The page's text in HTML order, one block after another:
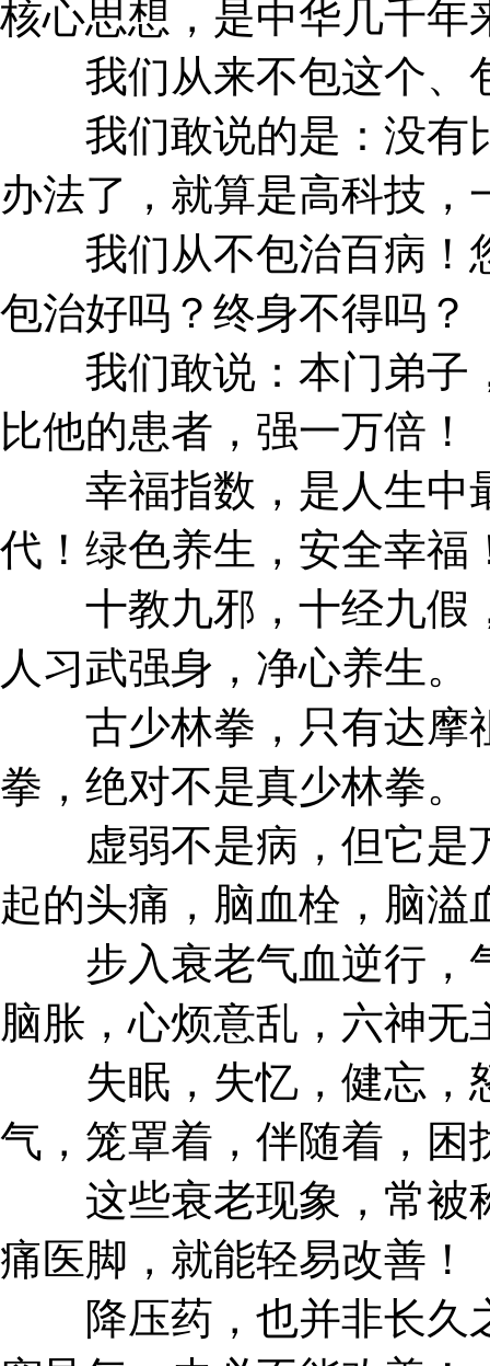
核心思想，是中华几千年
我们从来不包这个、
我们敢说的是：没有
办法了，就算是高科技，
我们从不包治百病！
包治好吗？终身不得吗？
我们敢说：本门弟子
比他的患者，强一万倍！
幸福指数，是人生中
代！绿色养生，安全幸福
十教九邪，十经九假
人习武强身，净心养生。
古少林拳，只有达摩
拳，绝对不是真少林拳。
虚弱不是病，但它是
起的头痛，脑血栓，脑溢
步入衰老气血逆行，
脑胀，心烦意乱，六神无
失眠，失忆，健忘，
气，笼罩着，伴随着，困
这些衰老现象，常被
痛医脚，就能轻易改善！
降压药，也并非长久